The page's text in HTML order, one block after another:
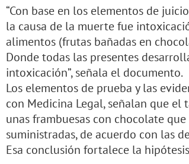
“Con base en los elementos de
la causa de la muerte fue
alimentos (frutas bañadas en
Donde todas las presentes
intoxicación”, señala el documento.
Los elementos de prueba y las
con Medicina Legal, señalan que el
unas frambuesas con chocolate
suministradas, de acuerdo con las
Esa conclusión fortalece la